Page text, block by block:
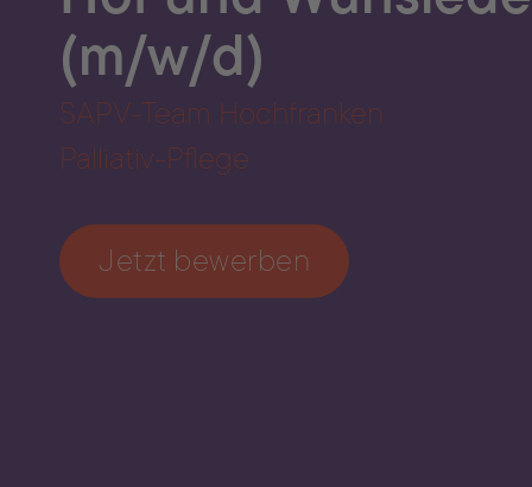
(m/w/d)
SAPV-Team Hochfranken
Palliativ-Pflege
Jetzt bewerben